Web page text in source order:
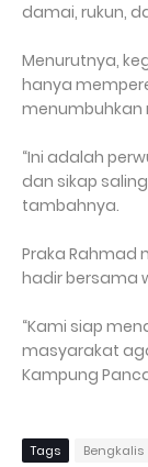
damai, rukun,
Menurutnya,
hanya
menumbuhkan
“Ini adalah
dan sikap
tambahnya.
Praka Rahmad
hadir bersama
“Kami siap
masyarakat
Kampung
Tags Bengkalis